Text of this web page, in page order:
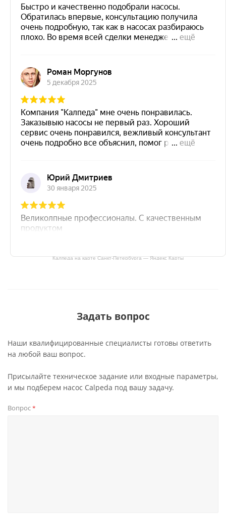
Калпеда на карте Санкт‑Петербурга — Яндекс Карты
Задать вопрос
Наши квалифицированные специалисты готовы ответить
на любой ваш вопрос.
Присылайте техническое задание или входные параметры,
и мы подберем насос Calpeda под вашу задачу.
Вопрос*